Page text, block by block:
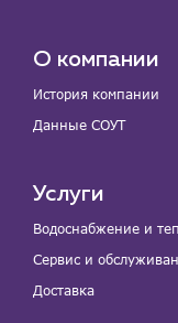
О компании
История компании
Данные СОУТ
Услуги
Водоснабжение и
Сервис и
Доставка